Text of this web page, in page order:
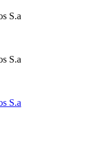
S.a
S.a
S.a